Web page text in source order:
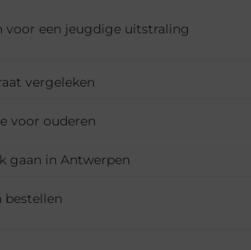
voor een jeugdige uitstraling
vergeleken
voor ouderen
gaan in Antwerpen
bestellen